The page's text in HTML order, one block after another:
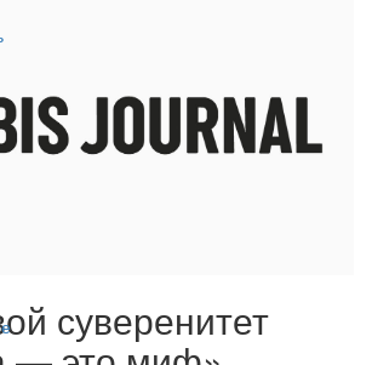
суверенитет